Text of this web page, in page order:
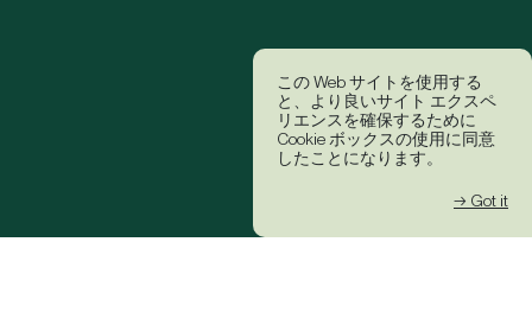
この Web サイトを使用する
と、より良いサイト エクスペ
リエンスを確保するために
Cookie ボックスの使用に同意
したことになります。
→ Got it